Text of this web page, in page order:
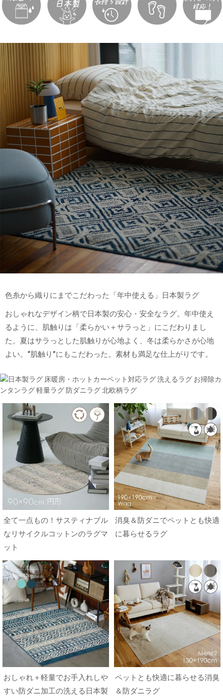
色糸から織りにまでこだわった「年中使える」日本製ラグ
おしゃれなデザイン柄で日本製の安心・安全なラグ。年中使え
るように、肌触りは「柔らかい＋サラっと」にこだわりまし
た。夏はサラっとした肌触りが心地よく、冬は柔らかさが心地
よい。“肌触り”にもこだわった。素材も満足な仕上がりです。
全て一点もの！サスティナブル
なリサイクルコットンのラグマ
ット
消臭＆防ダニでペットとも快適
に暮らせるラグ
おしゃれ＋軽量でお手入れしや
すい防ダニ加工の洗える日本製
ペットとも快適に暮らせる消臭
＆防ダニラグ